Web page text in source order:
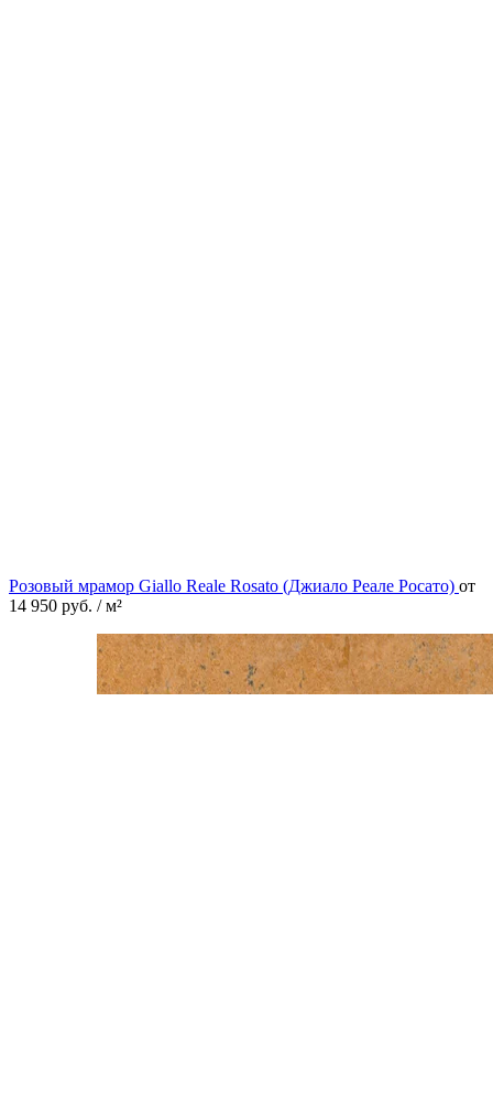
Розовый мрамор Giallo Reale Rosato (Джиало Реале Росато) от
14 950 руб. / м²